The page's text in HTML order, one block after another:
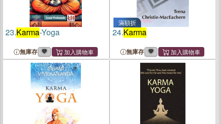
23.Karma-Yoga
無庫存
滿額折
24.Karma
無庫存